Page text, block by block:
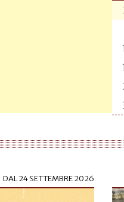
DAL24 SETTEMBRE 2026